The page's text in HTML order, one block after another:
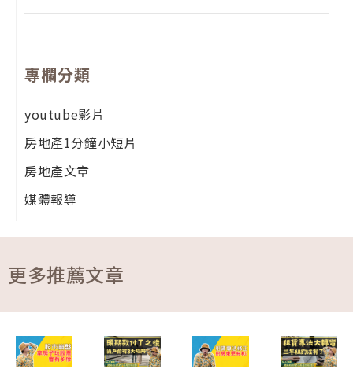
專欄分類
youtube影片
房地產1分鐘小短片
房地產文章
媒體報導
更多推薦文章